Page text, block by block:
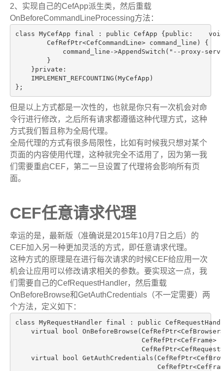
2、实现自己的CefApp派生类，然后重载
OnBeforeCommandLineProcessing方法：
class MyCefApp final : public CefApp {public:
CefRefPtr<CefCommandLine> command_line) {
command_line->AppendSwitch("--proxy-
}
}private:
IMPLEMENT_REFCOUNTING(MyCefApp)
};
但是以上方式都是一次性的，也就是你只有一次机会对命
令行进行修改，之后所有请求都遵循这种代理方式，这种
方式我们暂且称为全局代理。
全局代理的方式有很多局限性，比如有时候我只想对某个
页面的内容使用代理，这种就完全不适用了，因为第一我
们需要重启CEF，第二一旦设置了代理将会影响所有页
面。
CEF任意请求代理
幸运的是，最新版（准确说是2015年10月7日之后）的
CEF加入另一种更加灵活的方式，即任意请求代理。
这种方式的原理是在进行每次请求的时候CEF给应用一次
机会让应用可以修改请求相关的参数。要实现这一点，我
们需要自己的CefRequestHandler，然后重载
OnBeforeBrowse和GetAuthCredentials（不一定需要）两
个方法，定义如下：
class MyRequestHandler final : public
virtual bool
CefRefPtr<CefFrame>
CefRefPtr<CefRequest> request,
virtual bool
CefRefPtr<CefFrame> frame,